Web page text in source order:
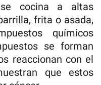
cocina a altas
frita o asada,
químicos
se forman
reaccionan con el
que estos